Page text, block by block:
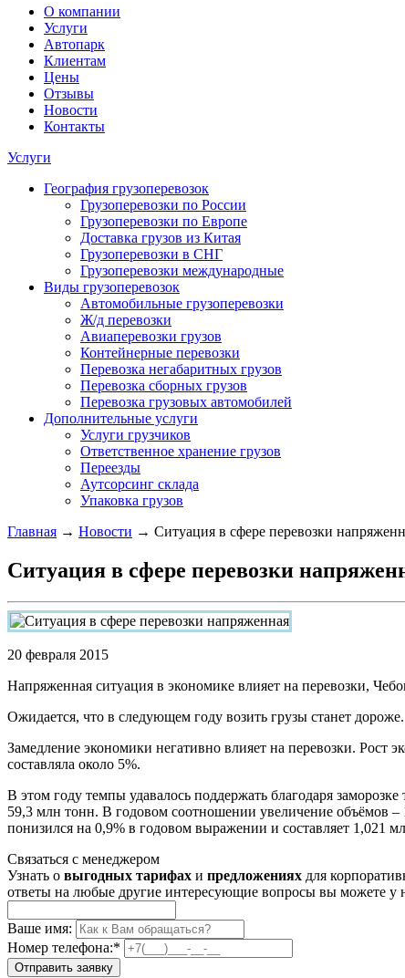
О компании
Услуги
Автопарк
Клиентам
Цены
Отзывы
Новости
Контакты
Услуги
География грузоперевозок
Грузоперевозки по России
Грузоперевозки по Европе
Доставка грузов из Китая
Грузоперевозки в СНГ
Грузоперевозки международные
Виды грузоперевозок
Автомобильные грузоперевозки
Ж/д перевозки
Авиаперевозки грузов
Контейнерные перевозки
Перевозка негабаритных грузов
Перевозка сборных грузов
Перевозка грузовых автомобилей
Дополнительные услуги
Услуги грузчиков
Ответственное хранение грузов
Переезды
Аутсорсинг склада
Упаковка грузов
Главная → Новости → Ситуация в сфере перевозки
Ситуация в сфере перевозки
20 февраля 2015
Напряженная ситуация в экономике влияет на перевозки,
Ожидается, что в следующем году возить грузы станет
Замедление экономики негативно влияет на перевозки. Рост
составляла около 5%.
В этом году темпы удавалось поддержать благодаря
59,3 млн тонн. В годовом соотношении увеличение объёмов –
понизился на 0,9% в годовом выражении и составляет 1,021
Связаться с менеджером
Узнать о выгодных тарифах и предложениях для
ответы на любые другие интересующие вопросы вы можете у
Ваше имя:
Номер телефона:*